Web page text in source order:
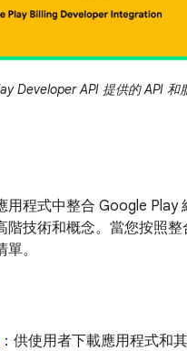
Developer API 提供的 API 和
用程式中整合 Google Play
階技術和概念。當您按照
。
：供使用者下載應用程式和